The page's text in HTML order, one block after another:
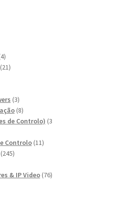
44
produtos
2121
33
produtos
88
produtos
de Controlo) 3
Controlo 1111
245245
& IP Video 7676